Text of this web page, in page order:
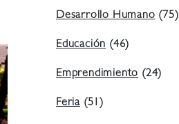
Desarrollo Humano(75)
Educación(46)
Emprendimiento(24)
Feria (51)